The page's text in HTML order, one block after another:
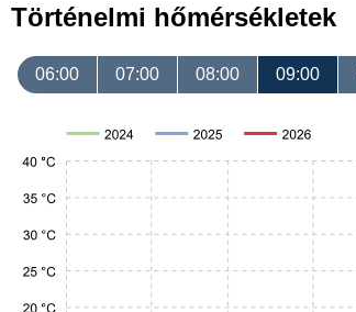
Történelmi hőmérsékletek
06:00 07:00 08:00 09:00